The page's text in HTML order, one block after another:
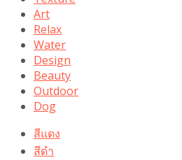
Art
Relax
Water
Design
Beauty
Outdoor
Dog
สีแดง
สีดำ